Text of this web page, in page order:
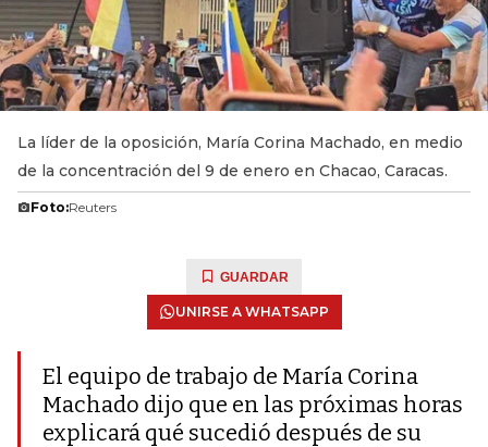
La líder de la oposición, María Corina Machado, en medio
de la concentración del 9 de enero en Chacao, Caracas.
Foto:Reuters
GUARDAR
UNIRSE A WHATSAPP
El equipo de trabajo de María Corina
Machado dijo que en las próximas horas
explicará qué sucedió después de su